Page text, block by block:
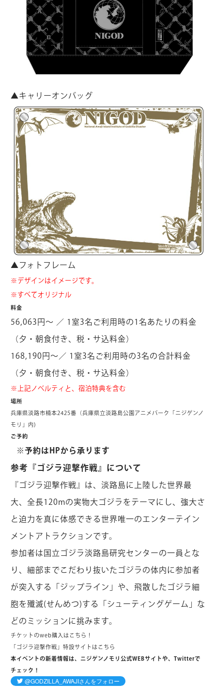
▲キャリーオンバッグ
▲フォトフレーム
※デザインはイメージです。
※すべてオリジナル
料金
56,063円～ ／ 1室3名ご利用時の1名あたりの料金
（夕・朝食付き、税・サ込料金）
168,190円～／ 1室3名ご利用時の3名の合計料金
（夕・朝食付き、税・サ込料金）
※上記ノベルティと、宿泊特典を含む
場所
兵庫県淡路市楠本2425番（兵庫県立淡路島公園アニメパーク「ニジゲンノ
モリ」内)
ご予約
※予約はHPから承ります
参考『ゴジラ迎撃作戦』について
『ゴジラ迎撃作戦』は、淡路島に上陸した世界最
大、全長120mの実物大ゴジラをテーマにし、強大さ
と迫力を真に体感できる世界唯一のエンターテイン
メントアトラクションです。
参加者は国立ゴジラ淡路島研究センターの一員とな
り、細部までこだわり抜いたゴジラの体内に参加者
が突入する「ジップライン」や、飛散したゴジラ細
胞を殲滅(せんめつ)する「シューティングゲーム」な
どのミッションに挑みます。
チケットのweb購入はこちら！
「ゴジラ迎撃作戦」特設サイトはこちら
本イベントの新着情報は、ニジゲンノモリ公式WEBサイトや、Twitterで
チェック！